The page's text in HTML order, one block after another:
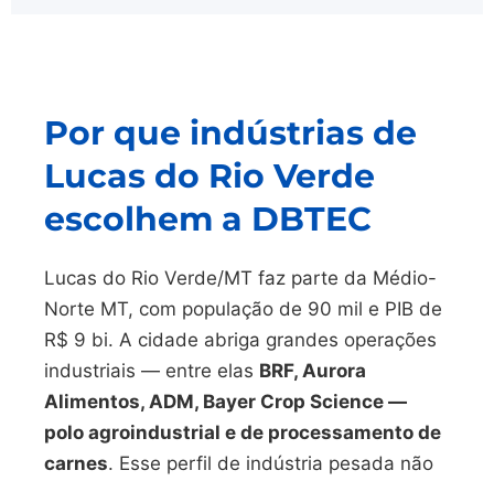
Por que indústrias de
Lucas do Rio Verde
escolhem a DBTEC
Lucas do Rio Verde/MT faz parte da Médio-
Norte MT, com população de 90 mil e PIB de
R$ 9 bi. A cidade abriga grandes operações
industriais — entre elas BRF, Aurora
Alimentos, ADM, Bayer Crop Science —
polo agroindustrial e de processamento de
carnes. Esse perfil de indústria pesada não